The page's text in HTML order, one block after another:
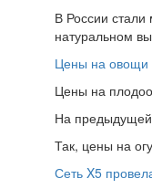
В России стали
натуральном
Цены на овощи
Цены на
На
Так, цены на
Сеть X5